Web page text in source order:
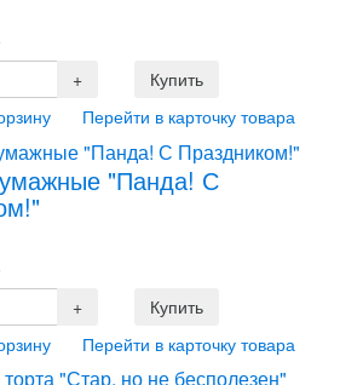
Перейти в карточку товара
"Панда! С
Перейти в карточку товара